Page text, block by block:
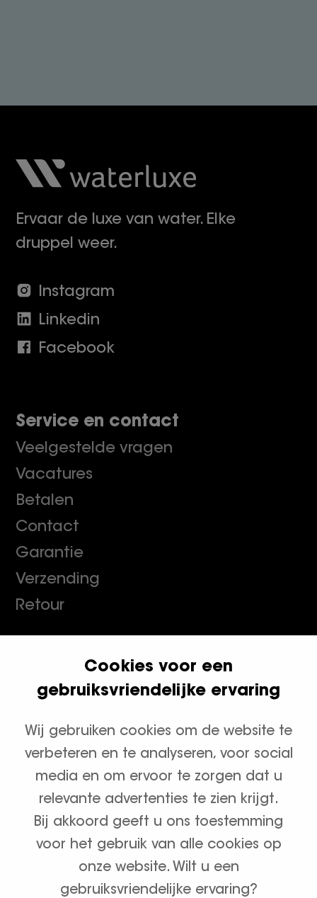
Ervaar de luxe van water. Elke
druppel weer.
Instagram
Linkedin
Facebook
Service en contact
Veelgestelde vragen
Vacatures
Betalen
Contact
Garantie
Verzending
Retour
Klanten geven ons een 9.8
Productcategorieën
Waterontharders
Zout en onderhoud
Cookies voor een
gebruiksvriendelijke ervaring
Wij gebruiken cookies om de website te
verbeteren en te analyseren, voor social
media en om ervoor te zorgen dat u
relevante advertenties te zien krijgt.
Bij akkoord geeft u ons toestemming
voor het gebruik van alle cookies op
onze website. Wilt u een
gebruiksvriendelijke ervaring?